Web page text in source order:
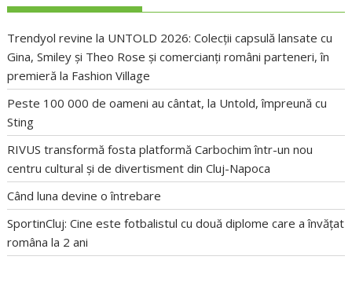
Trendyol revine la UNTOLD 2026: Colecții capsulă lansate cu
Gina, Smiley și Theo Rose și comercianți români parteneri, în
premieră la Fashion Village
Peste 100 000 de oameni au cântat, la Untold, împreună cu
Sting
RIVUS transformă fosta platformă Carbochim într-un nou
centru cultural și de divertisment din Cluj-Napoca
Când luna devine o întrebare
SportinCluj: Cine este fotbalistul cu două diplome care a învățat
româna la 2 ani